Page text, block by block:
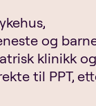
og
klinikk
til PPT,